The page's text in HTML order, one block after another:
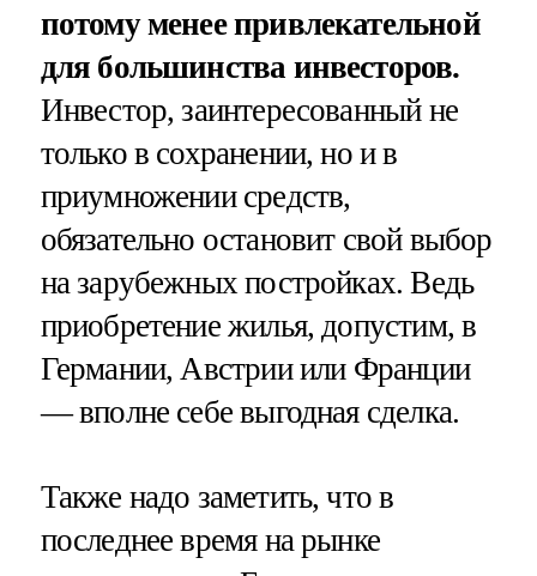
потому менее привлекательной
для большинства инвесторов.
Инвестор, заинтересованный не
только в сохранении, но и в
приумножении средств,
обязательно остановит свой выбор
на зарубежных постройках. Ведь
приобретение жилья, допустим, в
Германии, Австрии или Франции
— вполне себе выгодная сделка.
Также надо заметить, что в
последнее время на рынке